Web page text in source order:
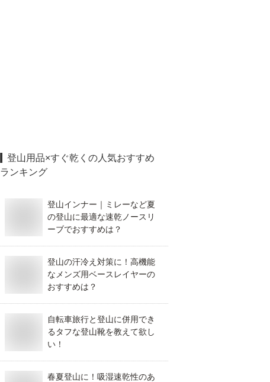
登山用品×すぐ乾く の人気おすすめ
ランキング
登山インナー｜ミレーなど夏
の登山に最適な速乾ノースリ
ーブでおすすめは？
登山の汗冷え対策に！高機能
なメンズ用ベースレイヤーの
おすすめは？
自転車旅行と登山に併用でき
るタフな登山靴を教えて欲し
い！
春夏登山に！吸湿速乾性のあ